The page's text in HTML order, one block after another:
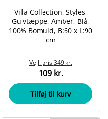
Villa Collection, Styles,
Gulvtæppe, Amber, Blå,
100% Bomuld, B:60 x L:90
cm
Vejl. pris349 kr.
109 kr.
Tilføj til kurv